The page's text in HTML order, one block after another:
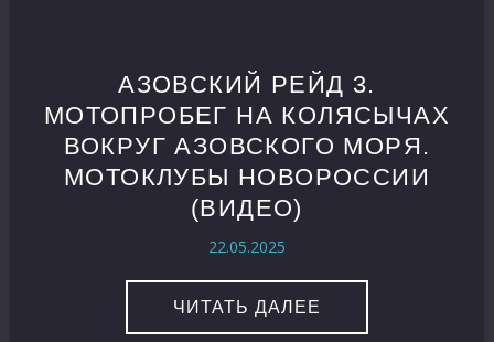
АЗОВСКИЙ РЕЙД 3.
МОТОПРОБЕГ НА КОЛЯСЫЧАХ
ВОКРУГ АЗОВСКОГО МОРЯ.
МОТОКЛУБЫ НОВОРОССИИ
(ВИДЕО)
22.05.2025
ЧИТАТЬ ДАЛЕЕ